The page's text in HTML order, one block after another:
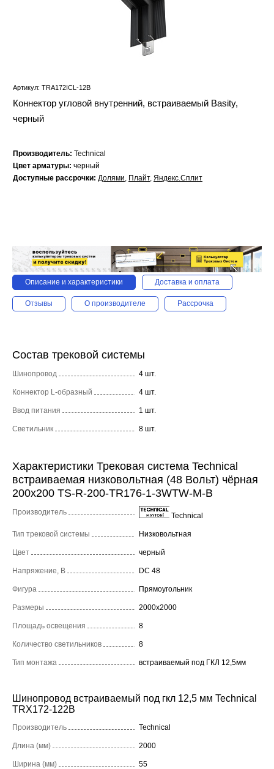
Артикул: TRA172ICL-12B
Коннектор угловой внутренний, встраиваемый Basity,
черный
Производитель: Technical
Цвет арматуры: черный
Доступные рассрочки: Долями, Плайт, Яндекс.Сплит
Описание и характеристики Доставка и оплата
Отзывы О производителе Рассрочка
Состав трековой системы
Шинопровод 4 шт.
Коннектор L-образный 4 шт.
Ввод питания 1 шт.
Светильник 8 шт.
Характеристики Трековая система Technical
встраиваемая низковольтная (48 Вольт) чёрная
200x200 TS-R-200-TR176-1-3WTW-M-B
Производитель Technical
Тип трековой системы Низковольтная
Цвет черный
Напряжение, В DC 48
Фигура Прямоугольник
Размеры 2000x2000
Площадь освещения 8
Количество светильников 8
Тип монтажа встраиваемый под ГКЛ 12,5мм
Шинопровод встраиваемый под гкл 12,5 мм Technical
TRX172-122B
Производитель Technical
Длина (мм) 2000
Ширина (мм) 55